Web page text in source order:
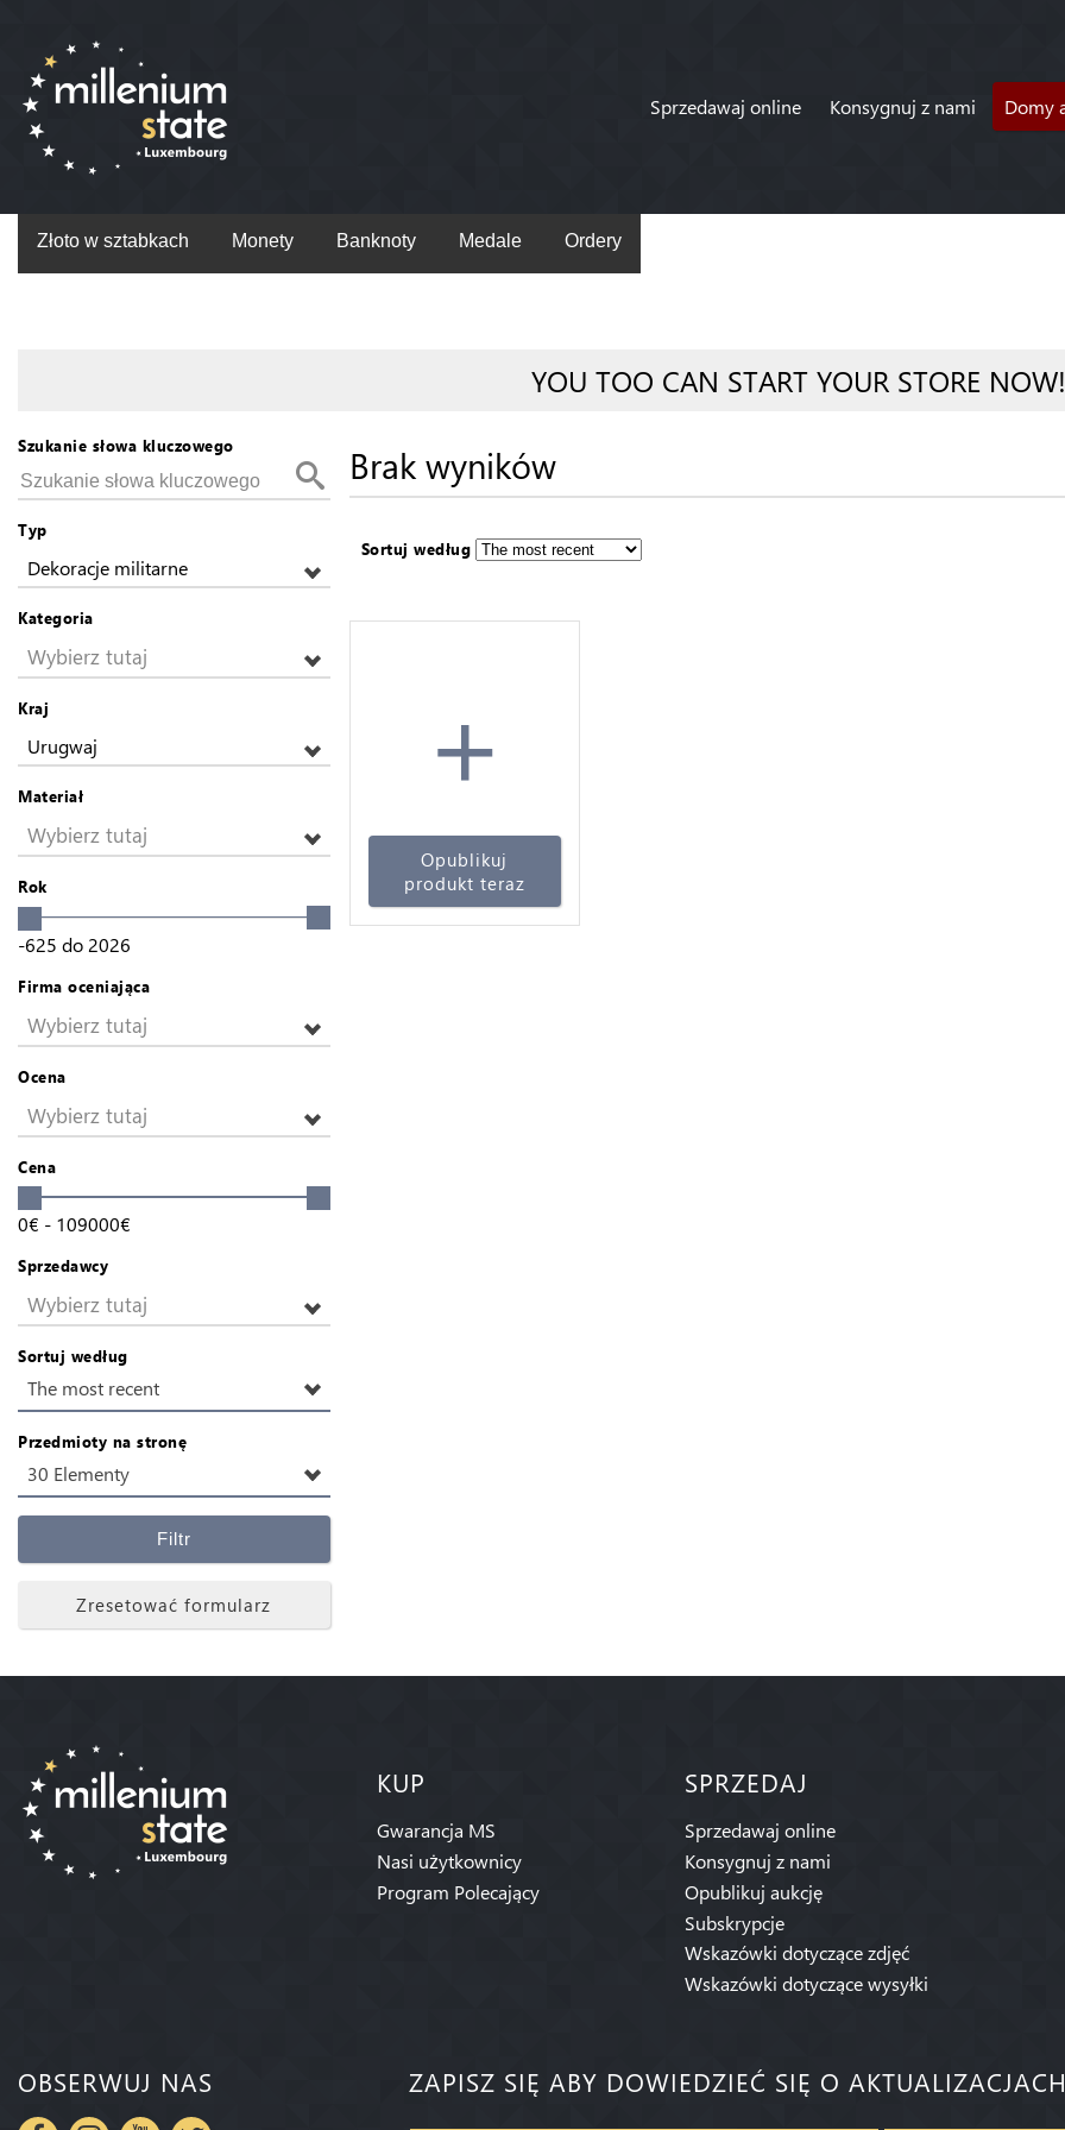
Sprzedawaj online Konsygnuj z nami Domy
Złoto w sztabkach Monety Banknoty Medale Ordery
YOU TOO CAN START YOUR STORE NOW!
Szukanie słowa kluczowego
Typ
Dekoracje militarne
Kategoria
Wybierz tutaj
Kraj
Urugwaj
Materiał
Wybierz tutaj
Rok
-625 do 2026
Firma oceniająca
Wybierz tutaj
Ocena
Wybierz tutaj
Cena
0€ - 109000€
Sprzedawcy
Wybierz tutaj
Sortuj według
The most recent
Przedmioty na stronę
30 Elementy
Filtr
Zresetować formularz
Brak wyników
Sortuj według
+
Opublikuj
produkt teraz
KUP
Gwarancja MS
Nasi użytkownicy
Program Polecający
SPRZEDAJ
Sprzedawaj online
Konsygnuj z nami
Opublikuj aukcję
Subskrypcje
Wskazówki dotyczące zdjęć
Wskazówki dotyczące wysyłki
OBSERWUJ NAS ZAPISZ SIĘ ABY DOWIEDZIEĆ SIĘ O